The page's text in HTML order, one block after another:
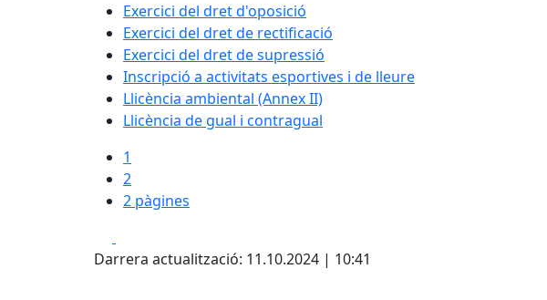
Exercici del dret d'oposició
Exercici del dret de rectificació
Exercici del dret de supressió
Inscripció a activitats esportives i de lleure
Llicència ambiental (Annex II)
Llicència de gual i contragual
1
2
2 pàgines
Darrera actualització: 11.10.2024 | 10:41